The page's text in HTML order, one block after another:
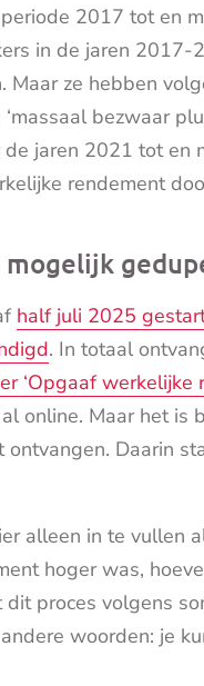
2017 tot en
in de jaren
Maar ze hebben
bezwaar
jaren 2021 tot en
rendement
mogelijk
half juli 2025
. In totaal
‘Opgaaf werkelijke
online. Maar het is
Daarin
alleen in te vullen
hoger was,
proces volgens
woorden: je